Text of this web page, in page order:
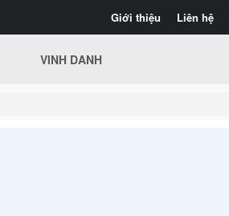
Giới thiệu Liên hệ
VINH DANH